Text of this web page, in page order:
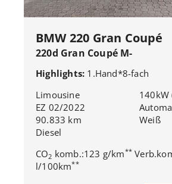
BMW 220 Gran Coupé
220d Gran Coupé M-
Highlights: 1.Hand*8-fach
Limousine
EZ 02/2022
90.833 km
Diesel
140kW
Weiß
CO2 komb.:123 g/km**
l/100km**